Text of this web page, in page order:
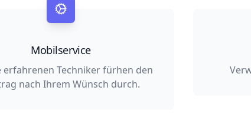
Mobilservice
erfahrenen Techniker fürhen den
nach Ihrem Wünsch durch.